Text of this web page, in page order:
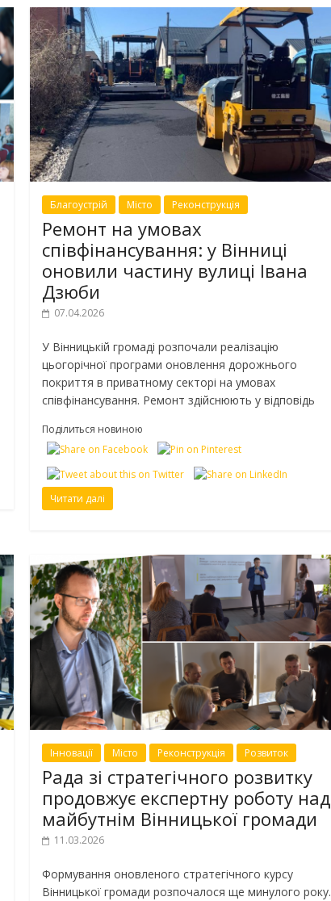
Благоустрій Місто Реконструкція
Ремонт на умовах
співфінансування: у Вінниці
оновили частину вулиці Івана
Дзюби
07.04.2026
У Вінницькій громаді розпочали реалізацію
цьогорічної програми оновлення дорожнього
покриття в приватному секторі на умовах
співфінансування. Ремонт здійснюють у відповідь
Поділиться новиною
Читати далі
Інновації Місто Реконструкція Розвиток
Рада зі стратегічного розвитку
продовжує експертну роботу над
майбутнім Вінницької громади
11.03.2026
Формування оновленого стратегічного курсу
Вінницької громади розпочалося ще минулого року.